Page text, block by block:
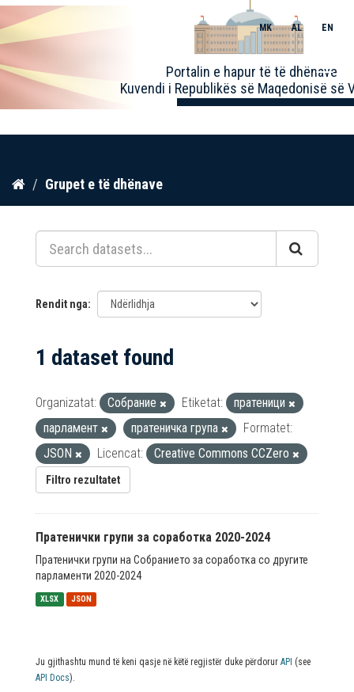
Kalo
përmbajtja
Portalin e hapur të të dhënave
Kuvendi i Republikës së Maqedonisë së
MK AL EN
Toggle
Grupet e të dhënave
Rendit nga
1 dataset found
Organizatat: Собрание Etiketat:
пратеници
парламент
пратеничка група
Formatet:
JSON
Licencat: Creative Commons CCZero
Filtro rezultatet
Пратенички групи за соработка 2020-2024
Пратенички групи на Собранието за соработка со другите
парламенти 2020-2024
XLSX JSON
Ju gjithashtu mund të keni qasje në këtë regjistër duke përdorur API (see
API Docs).